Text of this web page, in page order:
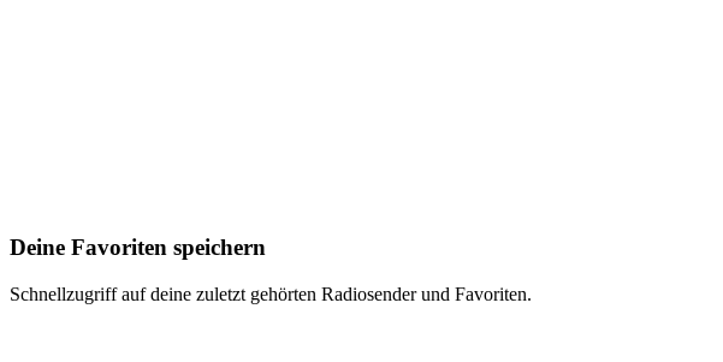
Deine Favoriten speichern
Schnellzugriff auf deine zuletzt gehörten Radiosender und Favoriten.